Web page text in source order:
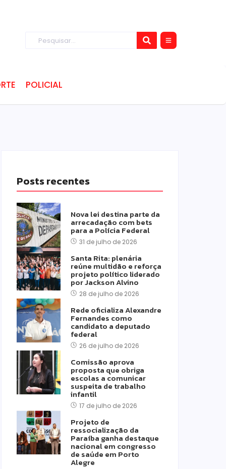
POLICIAL
Posts recentes
Nova lei destina parte da
arrecadação com bets
para a Polícia Federal
31 de julho de 2026
Santa Rita: plenária
reúne multidão e reforça
projeto político liderado
por Jackson Alvino
28 de julho de 2026
Rede oficializa Alexandre
Fernandes como
candidato a deputado
federal
26 de julho de 2026
Comissão aprova
proposta que obriga
escolas a comunicar
suspeita de trabalho
infantil
17 de julho de 2026
Projeto de
ressocialização da
Paraíba ganha destaque
nacional em congresso
de saúde em Porto
Alegre